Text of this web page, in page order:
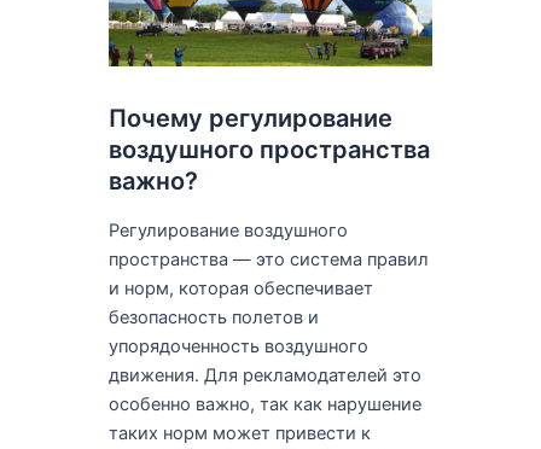
Почему регулирование
воздушного пространства
важно?
Регулирование воздушного
пространства — это система правил
и норм, которая обеспечивает
безопасность полетов и
упорядоченность воздушного
движения. Для рекламодателей это
особенно важно, так как нарушение
таких норм может привести к